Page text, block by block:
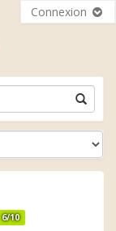
Connexion
6/10